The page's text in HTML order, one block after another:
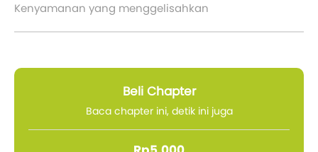
Kenyamanan yang menggelisahkan
Beli Chapter
Baca chapter ini, detik ini juga